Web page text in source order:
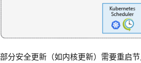
部分安全更新（如内核更新）需要重启节